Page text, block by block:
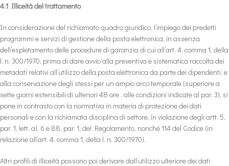
4.1 Illiceità del trattamento
In considerazione del richiamato quadro giuridico, l’impiego dei predetti
programmi e servizi di gestione della posta elettronica, in assenza
dell’espletamento delle procedure di garanzia di cui all’art. 4, comma 1, della
l. n. 300/1970, prima di dare avvio alla preventiva e sistematica raccolta dei
metadati relativi all’utilizzo della posta elettronica da parte dei dipendenti, e
alla conservazione degli stessi per un ampio arco temporale (superiore a
sette giorni estensibili di ulteriori 48 ore , alle condizioni indicate al par. 3), si
pone in contrasto con la normativa in materia di protezione dei dati
personali e con la richiamata disciplina di settore, in violazione degli artt. 5,
par. 1, lett. a), 6 e 88, par. 1, del Regolamento, nonché 114 del Codice (in
relazione all’art. 4, comma 1, della l. n. 300/1970).
Altri profili di illiceità possono poi derivare dall’utilizzo ulteriore dei dati